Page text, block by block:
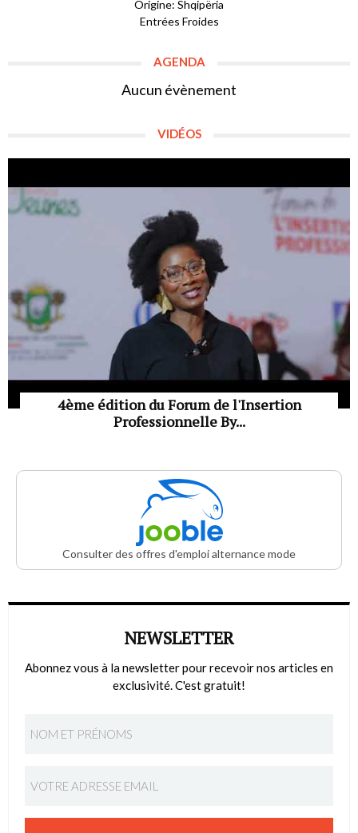
Origine: Shqipëria
Entrées Froides
AGENDA
Aucun évènement
VIDÉOS
4ème édition du Forum de l'Insertion
Professionnelle By...
Consulter des offres d'emploi alternance mode
NEWSLETTER
Abonnez vous à la newsletter pour recevoir nos articles en
exclusivité. C'est gratuit!